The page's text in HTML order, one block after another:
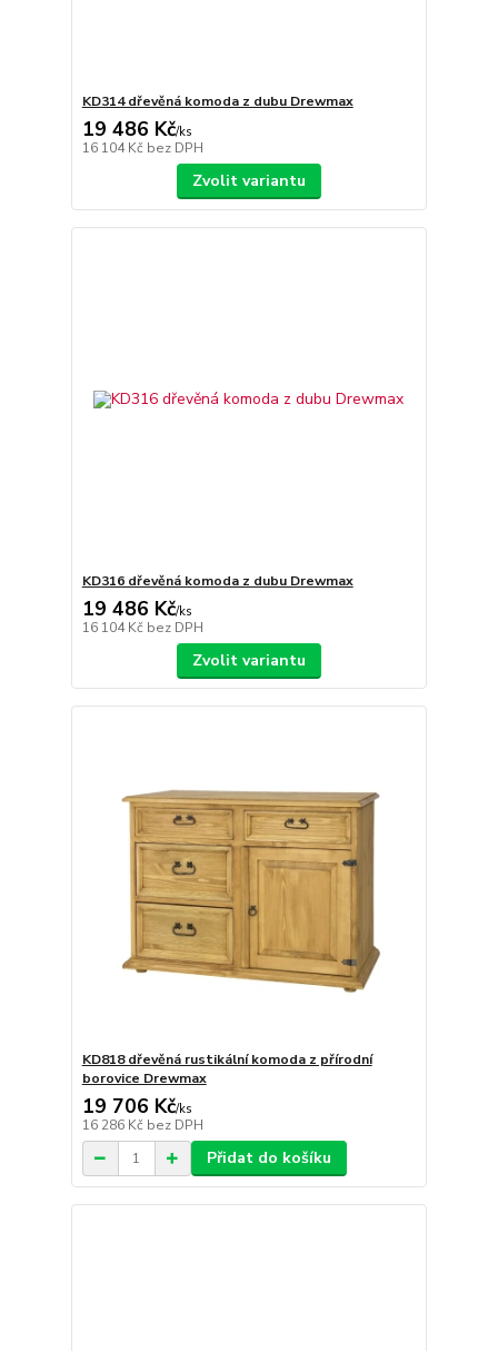
KD314 dřevěná komoda z dubu Drewmax
19 486 Kč/ks
16 104 Kč bez DPH
Zvolit variantu
KD316 dřevěná komoda z dubu Drewmax
19 486 Kč/ks
16 104 Kč bez DPH
Zvolit variantu
KD818 dřevěná rustikální komoda z přírodní
borovice Drewmax
19 706 Kč/ks
16 286 Kč bez DPH
Přidat do košíku